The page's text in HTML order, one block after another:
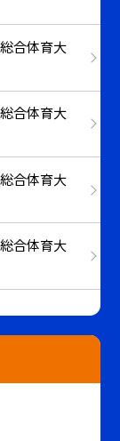
合体育大
合体育大
合体育大
合体育大